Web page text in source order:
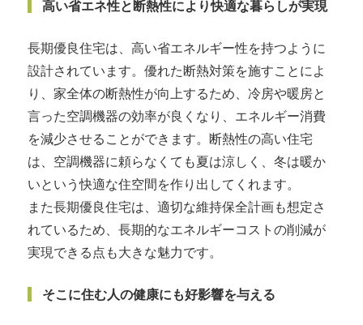
高い省エネ性と断熱性により快適な暮らしが実現
長期優良住宅は、高い省エネルギー性を持つように
設計されています。優れた断熱対策を施すことによ
り、家全体の断熱性が向上するため、冷房や暖房と
言った空調機器の効率が良くなり、エネルギー消費
を減少させることができます。断熱性の高い住宅
は、空調機器に頼らなくても夏は涼しく、冬は暖か
いという快適な住空間を作り出してくれます。
また長期優良住宅は、適切な維持保全計画も想定さ
れているため、長期的なエネルギーコストの削減が
実現できる点も大きな魅力です。
そこに住む人の健康にも好影響を与える